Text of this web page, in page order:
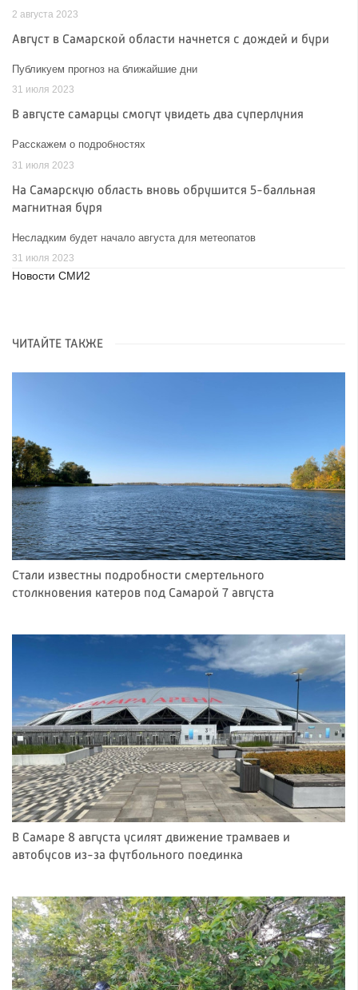
2 августа 2023
Август в Самарской области начнется с дождей и бури
Публикуем прогноз на ближайшие дни
31 июля 2023
В августе самарцы смогут увидеть два суперлуния
Расскажем о подробностях
31 июля 2023
На Самарскую область вновь обрушится 5-балльная
магнитная буря
Несладким будет начало августа для метеопатов
31 июля 2023
Новости СМИ2
ЧИТАЙТЕ ТАКЖЕ
Стали известны подробности смертельного
столкновения катеров под Самарой 7 августа
В Самаре 8 августа усилят движение трамваев и
автобусов из-за футбольного поединка